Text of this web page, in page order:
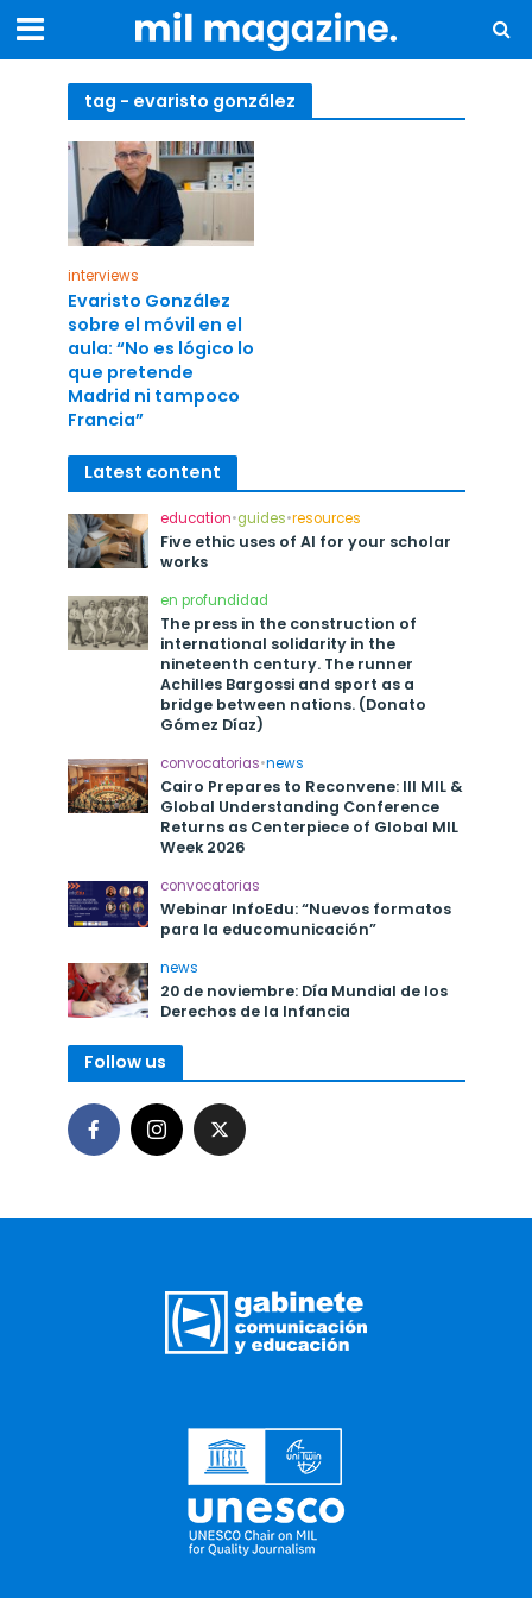
tag - evaristo gonzález
interviews
Evaristo González
sobre el móvil en el
aula: “No es lógico lo
que pretende
Madrid ni tampoco
Francia”
Latest content
education•guides•resources
Five ethic uses of AI for your scholar
works
en profundidad
The press in the construction of
international solidarity in the
nineteenth century. The runner
Achilles Bargossi and sport as a
bridge between nations. (Donato
Gómez Díaz)
convocatorias•news
Cairo Prepares to Reconvene: III MIL &
Global Understanding Conference
Returns as Centerpiece of Global MIL
Week 2026
convocatorias
Webinar InfoEdu: “Nuevos formatos
para la educomunicación”
news
20 de noviembre: Día Mundial de los
Derechos de la Infancia
Follow us